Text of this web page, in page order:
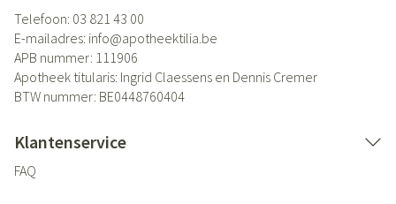
Telefoon: 03 821 43 00
E-mailadres: info@apotheektilia.be
APB nummer: 111906
Apotheek titularis: Ingrid Claessens en Dennis Cremer
BTW nummer: BE0448760404
Klantenservice
FAQ